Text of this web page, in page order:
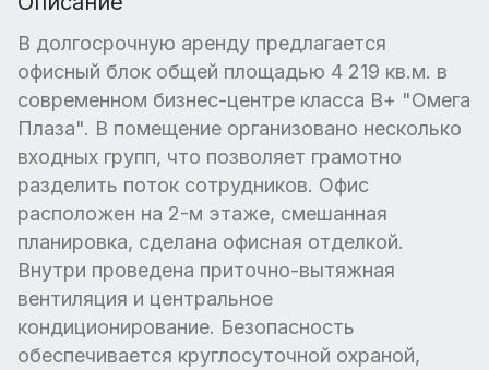
В долгосрочную аренду предлагается
офисный блок общей площадью 4 219 кв.м. в
современном бизнес-центре класса В+ "Омега
Плаза". В помещение организовано несколько
входных групп, что позволяет грамотно
разделить поток сотрудников. Офис
расположен на 2-м этаже, смешанная
планировка, сделана офисная отделкой.
Внутри проведена приточно-вытяжная
вентиляция и центральное
кондиционирование. Безопасность
обеспечивается круглосуточной охраной,